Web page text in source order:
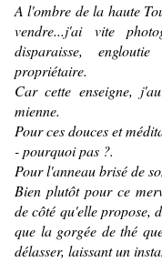
A l'ombre de la haute
vendre...j'ai vite
disparaisse,
propriétaire.
Car cette enseigne,
mienne.
Pour ces douces et
- pourquoi pas ?.
Pour l'anneau brisé de
Bien plutôt pour ce
de côté qu'elle propose,
que la gorgée de thé
délasser, laissant un